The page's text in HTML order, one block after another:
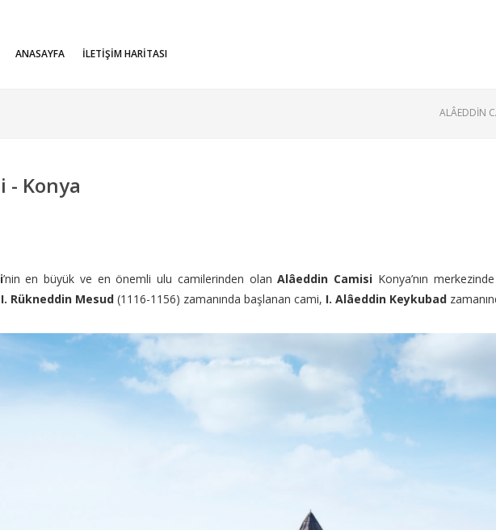
ANASAYFA İLETİŞİM HARİTASI
ALÂEDDİN
- Konya
’nin en büyük ve en önemli ulu camilerinden olanAlâeddin Camisi Konya’nın
Rükneddin Mesud (1116-1156) zamanında başlanan cami, I. Alâeddin Keykubad